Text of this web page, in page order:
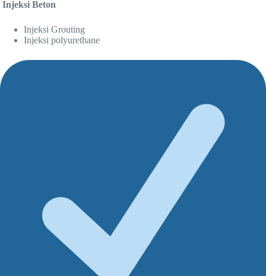
Injeksi Beton
Injeksi Grouting
Injeksi polyurethane